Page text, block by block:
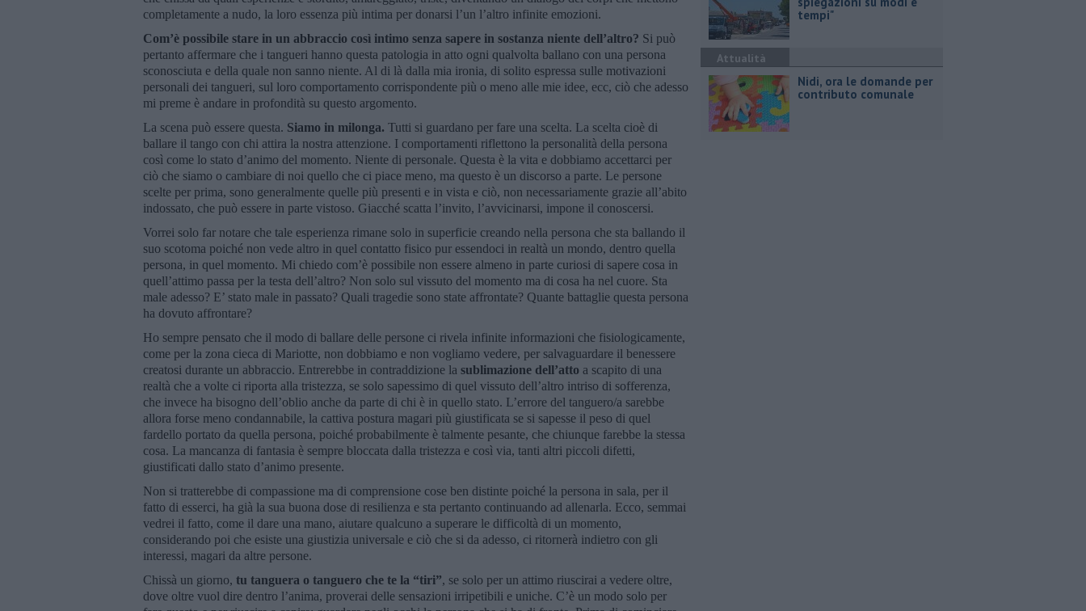
completamente a nudo, la loro essenza più intima per donarsi l’un l’altro infinite emozioni.
Com’è possibile stare in un abbraccio così intimo senza sapere in sostanza niente dell’altro? Si può
pertanto affermare che i tangueri hanno questa patologia in atto ogni qualvolta ballano con una persona
sconosciuta e della quale non sanno niente. Al di là dalla mia ironia, di solito espressa sulle motivazioni
personali dei tangueri, sul loro comportamento corrispondente più o meno alle mie idee, ecc, ciò che adesso
mi preme è andare in profondità su questo argomento.
La scena può essere questa. Siamo in milonga. Tutti si guardano per fare una scelta. La scelta cioè di
ballare il tango con chi attira la nostra attenzione. I comportamenti riflettono la personalità della persona
così come lo stato d’animo del momento. Niente di personale. Questa è la vita e dobbiamo accettarci per
ciò che siamo o cambiare di noi quello che ci piace meno, ma questo è un discorso a parte. Le persone
scelte per prima, sono generalmente quelle più presenti e in vista e ciò, non necessariamente grazie all’abito
indossato, che può essere in parte vistoso. Giacché scatta l’invito, l’avvicinarsi, impone il conoscersi.
Vorrei solo far notare che tale esperienza rimane solo in superficie creando nella persona che sta ballando il
suo scotoma poiché non vede altro in quel contatto fisico pur essendoci in realtà un mondo, dentro quella
persona, in quel momento. Mi chiedo com’è possibile non essere almeno in parte curiosi di sapere cosa in
quell’attimo passa per la testa dell’altro? Non solo sul vissuto del momento ma di cosa ha nel cuore. Sta
male adesso? E’ stato male in passato? Quali tragedie sono state affrontate? Quante battaglie questa persona
ha dovuto affrontare?
Ho sempre pensato che il modo di ballare delle persone ci rivela infinite informazioni che fisiologicamente,
come per la zona cieca di Mariotte, non dobbiamo e non vogliamo vedere, per salvaguardare il benessere
creatosi durante un abbraccio. Entrerebbe in contraddizione la sublimazione dell’atto a scapito di una
realtà che a volte ci riporta alla tristezza, se solo sapessimo di quel vissuto dell’altro intriso di sofferenza,
che invece ha bisogno dell’oblio anche da parte di chi è in quello stato. L’errore del tanguero/a sarebbe
allora forse meno condannabile, la cattiva postura magari più giustificata se si sapesse il peso di quel
fardello portato da quella persona, poiché probabilmente è talmente pesante, che chiunque farebbe la stessa
cosa. La mancanza di fantasia è sempre bloccata dalla tristezza e così via, tanti altri piccoli difetti,
giustificati dallo stato d’animo presente.
Non si tratterebbe di compassione ma di comprensione cose ben distinte poiché la persona in sala, per il
fatto di esserci, ha già la sua buona dose di resilienza e sta pertanto continuando ad allenarla. Ecco, semmai
vedrei il fatto, come il dare una mano, aiutare qualcuno a superare le difficoltà di un momento,
considerando poi che esiste una giustizia universale e ciò che si da adesso, ci ritornerà indietro con gli
interessi, magari da altre persone.
Chissà un giorno, tu tanguera o tanguero che te la “tiri”, se solo per un attimo riuscirai a vedere oltre,
dove oltre vuol dire dentro l’anima, proverai delle sensazioni irripetibili e uniche. C’è un modo solo per
tempi"
Attualità
Nidi, ora le domande per
contributo comunale